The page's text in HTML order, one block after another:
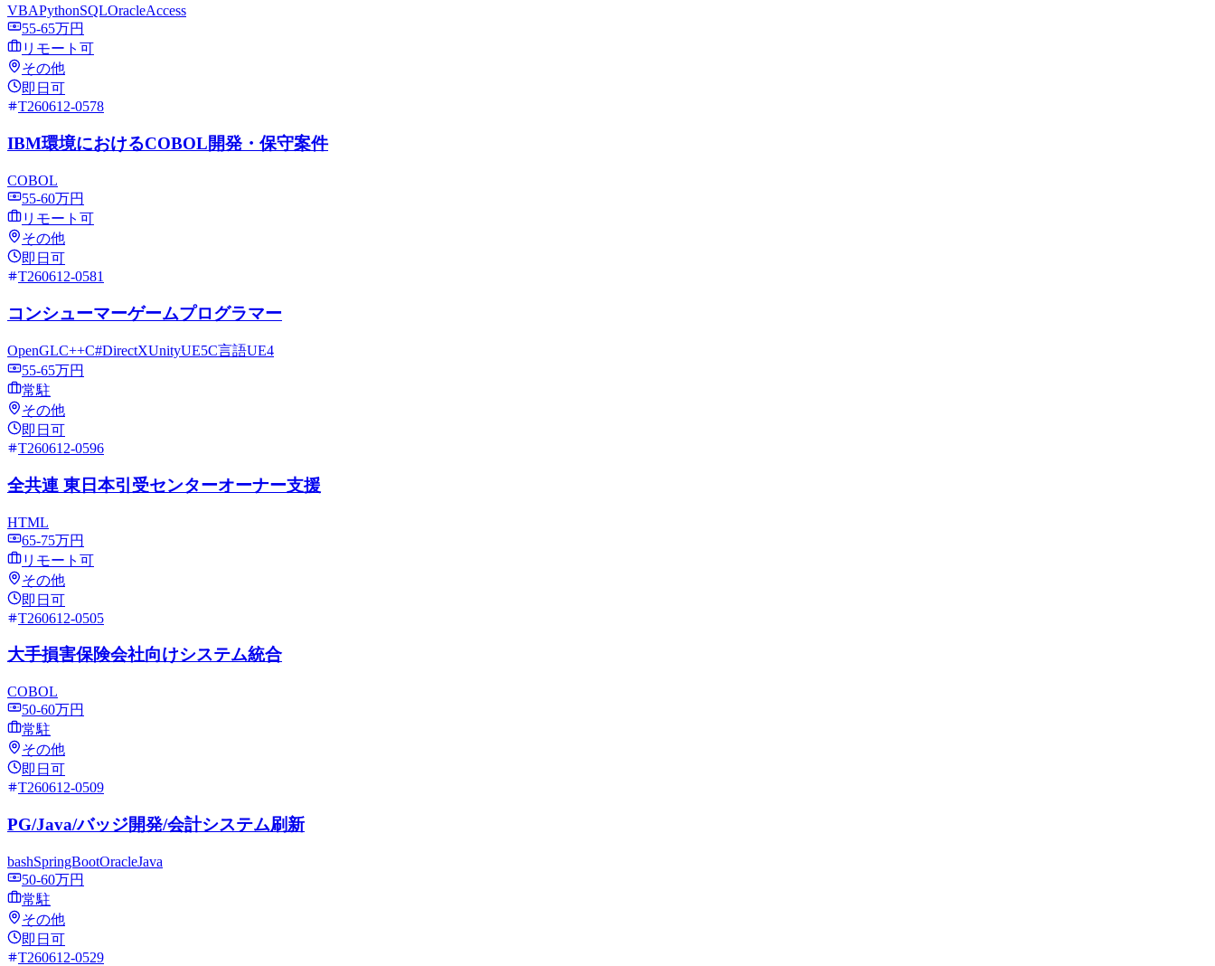
VBAPythonSQLOracleAccess
55-65万円
リモート可
その他
即日可
T260612-0578
IBM環境におけるCOBOL開発・保守案件
COBOL
55-60万円
リモート可
その他
即日可
T260612-0581
コンシューマーゲームプログラマー
OpenGLC++C#DirectXUnityUE5C言語UE4
55-65万円
常駐
その他
即日可
T260612-0596
全共連 東日本引受センターオーナー支援
HTML
65-75万円
リモート可
その他
即日可
T260612-0505
大手損害保険会社向けシステム統合
COBOL
50-60万円
常駐
その他
即日可
T260612-0509
PG/Java/バッジ開発/会計システム刷新
bashSpringBootOracleJava
50-60万円
常駐
その他
即日可
T260612-0529